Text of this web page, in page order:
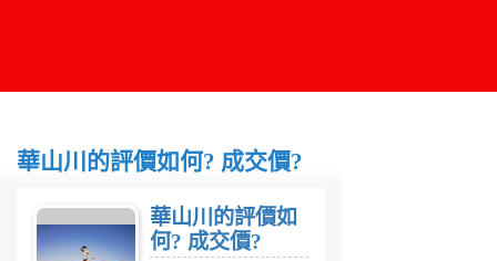
華山川的評價如何? 成交價?
華山川的評價如
何? 成交價?